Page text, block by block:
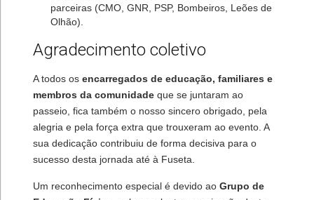
parceiras (CMO, GNR, PSP, Bombeiros, Leões de
Olhão).
Agradecimento coletivo
A todos os encarregados de educação, familiares e
membros da comunidadeque se juntaram ao
passeio, fica também o nosso sincero obrigado, pela
alegria e pela força extra que trouxeram ao evento. A
sua dedicação contribuiu de forma decisiva para o
sucesso desta jornada até à Fuseta.
Um reconhecimento especial é devido ao Grupo de